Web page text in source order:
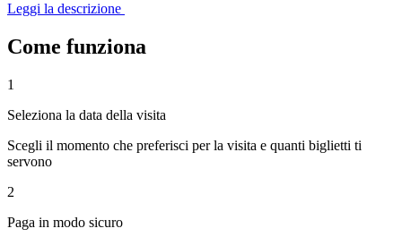
Leggi la descrizione
Come funziona
1
Seleziona la data della visita
Scegli il momento che preferisci per la visita e quanti biglietti ti
servono
2
Paga in modo sicuro